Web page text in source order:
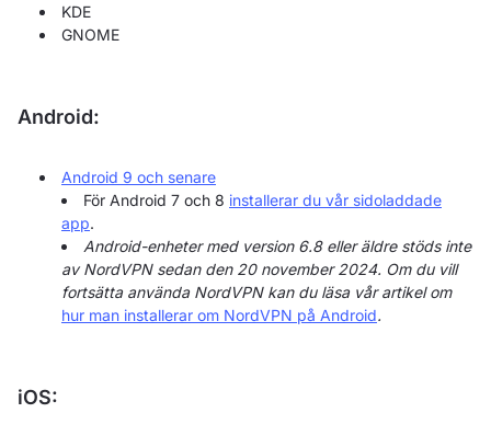
KDE
GNOME
Android:
Android 9 och senare
För Android 7 och 8 installerar du vår sidoladdade
app.
Android-enheter med version 6.8 eller äldre stöds inte
av NordVPN sedan den 20 november 2024. Om du vill
fortsätta använda NordVPN kan du läsa vår artikel om
hur man installerar om NordVPN på Android.
iOS: